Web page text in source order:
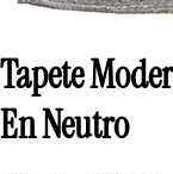
Tapete
En Neutro